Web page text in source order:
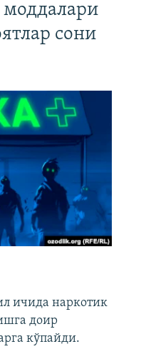
моддалари
сони
ичида наркотик
доир
кўпайди.